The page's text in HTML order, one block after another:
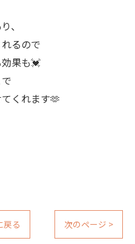
、
るので
果も💓
くれます🫶
戻る 次のページ >